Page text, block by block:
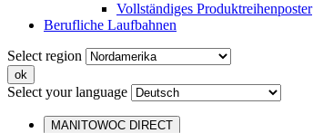
Vollständiges Produktreihenposter
Berufliche Laufbahnen
Select region
Select your language
MANITOWOC DIRECT